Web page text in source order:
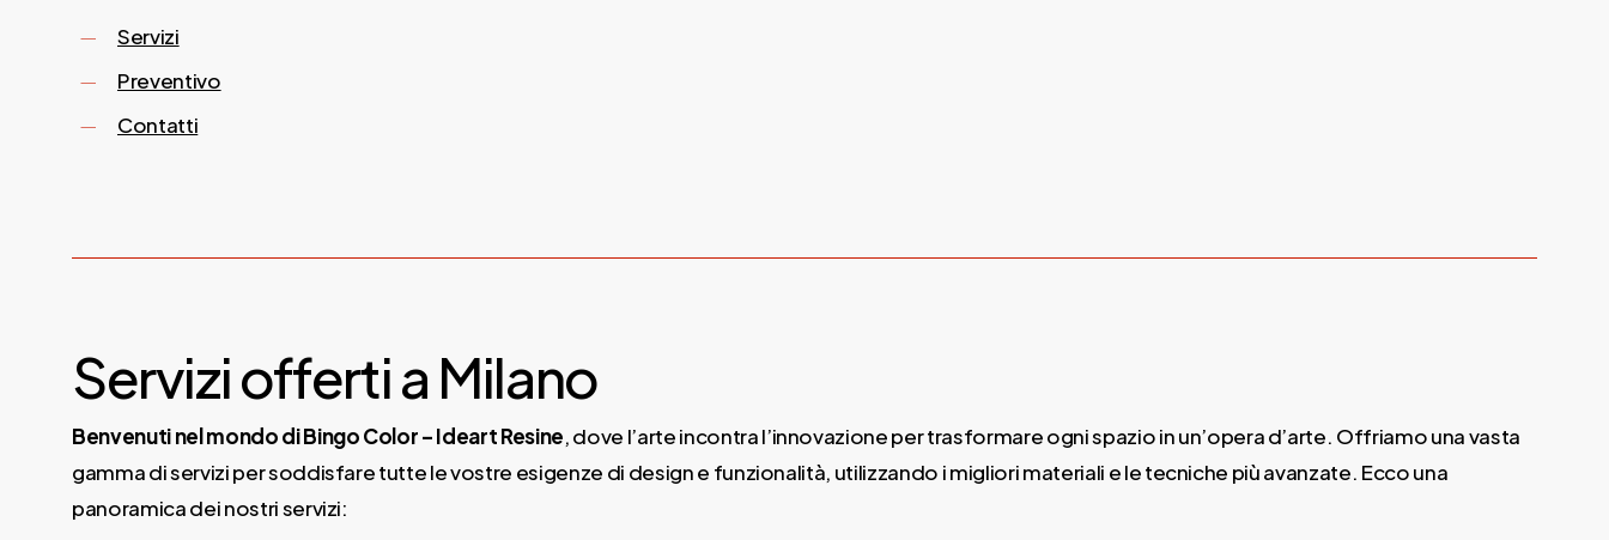
Servizi
Preventivo
Contatti
Servizi offerti a Milano
Benvenuti nel mondo di Bingo Color – Ideart Resine, dove l’arte incontra l’innovazione per trasformare ogni spazio in un’opera d’arte. Offriamo una vasta
gamma di servizi per soddisfare tutte le vostre esigenze di design e funzionalità, utilizzando i migliori materiali e le tecniche più avanzate. Ecco una
panoramica dei nostri servizi: